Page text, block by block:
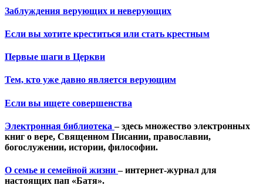
Заблуждения верующих и неверующих
Если вы хотите креститься или стать крестным
Первые шаги в Церкви
Тем, кто уже давно является верующим
Если вы ищете совершенства
Электронная библиотека– здесь множество электронных
книг о вере, Священном Писании, православии,
богослужении, истории, философии.
О семье и семейной жизни– интернет-журнал для
настоящих пап «Батя».